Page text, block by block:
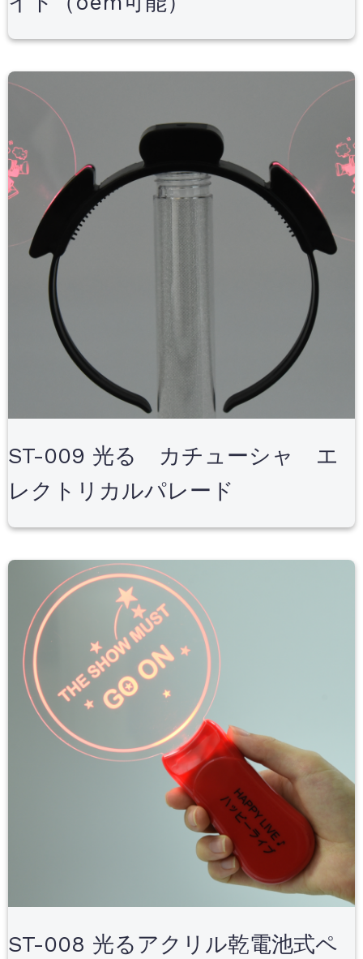
ST-009 光る カチューシャ エ
レクトリカルパレード
ST-008 光るアクリル乾電池式ペ